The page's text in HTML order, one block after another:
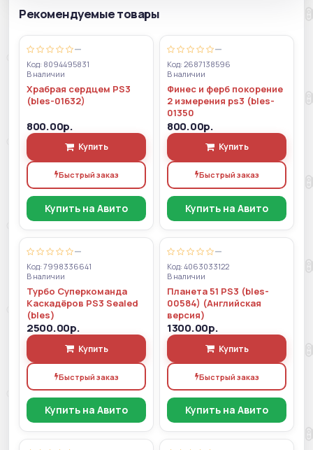
Рекомендуемые товары
—
Код: 8094495831
В наличии
Храбрая сердцем PS3
(bles-01632)
800.00р.
Купить
Быстрый заказ
Купить на Авито
—
Код: 2687138596
В наличии
Финес и ферб покорение
2 измерения ps3 (bles-
01350
800.00р.
Купить
Быстрый заказ
Купить на Авито
—
Код: 7998336641
В наличии
Турбо Суперкоманда
Каскадёров PS3 Sealed
(bles)
2500.00р.
Купить
Быстрый заказ
Купить на Авито
—
Код: 4063033122
В наличии
Планета 51 PS3 (bles-
00584) (Английская
версия)
1300.00р.
Купить
Быстрый заказ
Купить на Авито